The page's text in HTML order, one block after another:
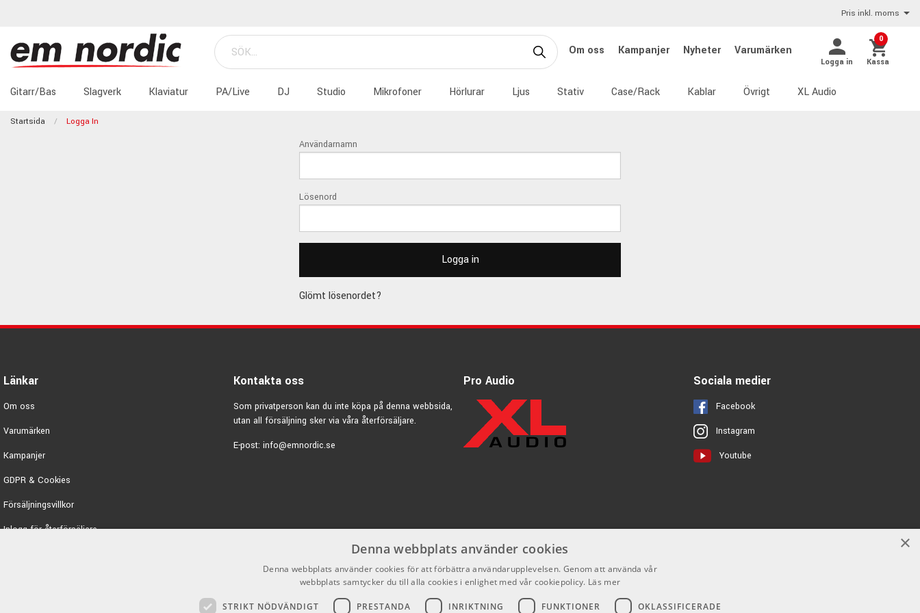
Pris inkl. moms
Om oss Kampanjer Nyheter Varumärken
Logga in
0
Kassa
Gitarr/Bas Slagverk Klaviatur PA/Live DJ Studio Mikrofoner Hörlurar Ljus Stativ Case/Rack Kablar Övrigt XL Audio
Startsida Logga In
Användarnamn
Lösenord
Glömt lösenordet?
Länkar
Om oss
Varumärken
Kampanjer
GDPR & Cookies
Försäljningsvillkor
Inlogg för återförsäljare
Kontakta oss
Som privatperson kan du inte köpa på denna webbsida,
utan all försäljning sker via våra återförsäljare.
E-post: info@emnordic.se
Pro Audio Sociala medier
Facebook
Instagram
Youtube
×
Denna webbplats använder cookies
Denna webbplats använder cookies för att förbättra användarupplevelsen. Genom att använda vår
webbplats samtycker du till alla cookies i enlighet med vår cookiepolicy. Läs mer
STRIKT NÖDVÄNDIGT PRESTANDA INRIKTNING FUNKTIONER OKLASSIFICERADE